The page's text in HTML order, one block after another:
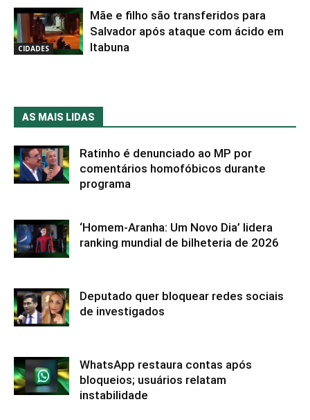
CIDADES
Mãe e filho são transferidos para
Salvador após ataque com ácido em
Itabuna
AS MAIS LIDAS
Ratinho é denunciado ao MP por
comentários homofóbicos durante
programa
‘Homem-Aranha: Um Novo Dia’ lidera
ranking mundial de bilheteria de 2026
Deputado quer bloquear redes sociais
de investigados
WhatsApp restaura contas após
bloqueios; usuários relatam
instabilidade